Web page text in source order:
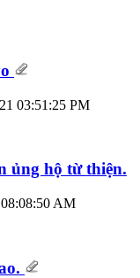
03:51:25 PM
ủng hộ từ thiện.
08:08:50 AM